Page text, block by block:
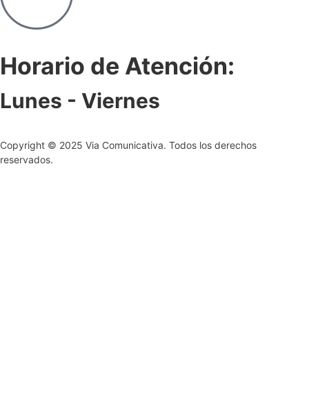
Horario de Atención:
Lunes - Viernes
Copyright © 2025 Via Comunicativa. Todos los derechos
reservados.